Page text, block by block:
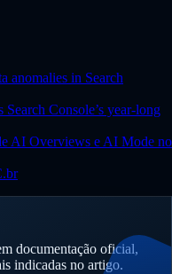
anomalies in Search
Console’s year-long
AI Overviews e AI Mode no
documentação oficial,
indicadas no artigo.